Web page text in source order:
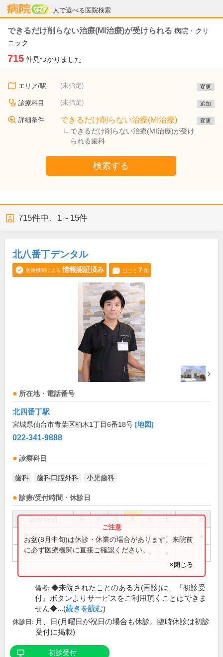
人で選べる医院検索
病院なび
できるだけ削らない治療(MI治療)が受けられる 病院・クリ
ニック
715 件見つかりました
エリア/駅 (未指定) 変更
診療科目 (未指定) 追加
詳細条件 できるだけ削らない治療(MI治療)
できるだけ削らない治療(MI治療)が受け
られる歯科
変更
検索する
715件中、 1～15件
北八番丁デンタル
医療機関による 情報認証済み 口コミ 7件
所在地・電話番号
北四番丁駅
宮城県仙台市青葉区柏木1丁目6番18号 [地図]
022-341-9888
診療科目
歯科 歯科口腔外科 小児歯科
診療/受付時間・休診日
祝
8:30～12:00 ● ● ● ●
13:00～17:30 ● ● ●
お盆(8月中旬)は休診・休業の場合があります。来院前
に必ず医療機関に直接ご確認ください。
×閉じる
備考: ◆来院されたことのある方(再診)は、『初診受
付』ボタンよりサービスをご利用頂くことはできま
せん◆...(続きを読む)
休診日: 月、日(月曜日が祝日の場合も休診。臨時休診は初診
受付に掲載)
初診受付